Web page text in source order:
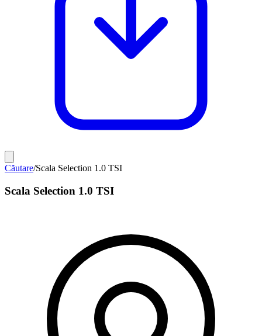
Căutare/Scala Selection 1.0 TSI
Scala Selection 1.0 TSI